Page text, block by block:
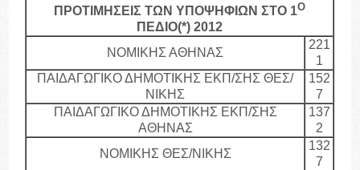
ΠΡΟΤΙΜΗΣΕΙΣ ΤΩΝ ΥΠΟΨΗΦΙΩΝ ΣΤΟ 1Ο
ΠΕΔΙΟ(*) 2012
ΝΟΜΙΚΗΣ ΑΘΗΝΑΣ
221
1
ΠΑΙΔΑΓΩΓΙΚΟ ΔΗΜΟΤΙΚΗΣ ΕΚΠ/ΣΗΣ ΘΕΣ/
ΝΙΚΗΣ
152
7
ΠΑΙΔΑΓΩΓΙΚΟ ΔΗΜΟΤΙΚΗΣ ΕΚΠ/ΣΗΣ
ΑΘΗΝΑΣ
137
2
ΝΟΜΙΚΗΣ ΘΕΣ/ΝΙΚΗΣ
132
7